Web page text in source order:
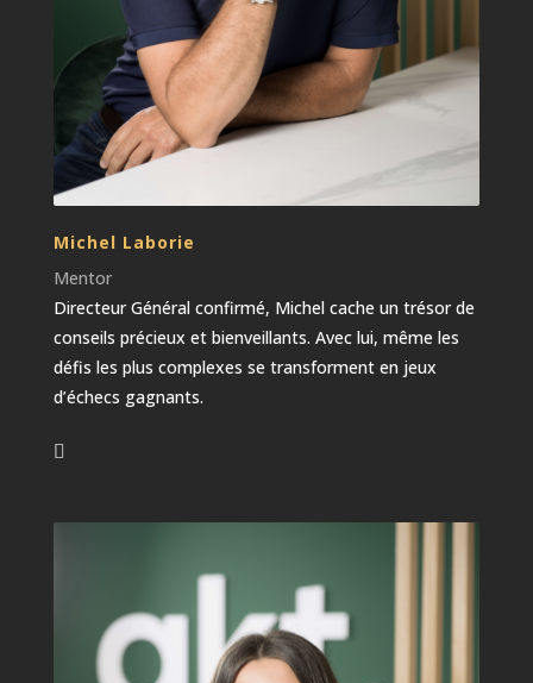
Michel Laborie
Mentor
Directeur Général confirmé, Michel cache un trésor de
conseils précieux et bienveillants. Avec lui, même les
défis les plus complexes se transforment en jeux
d’échecs gagnants.